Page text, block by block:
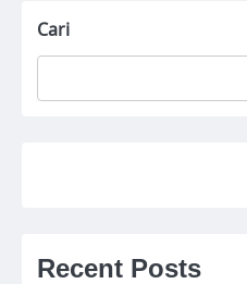
Cari
Recent Posts